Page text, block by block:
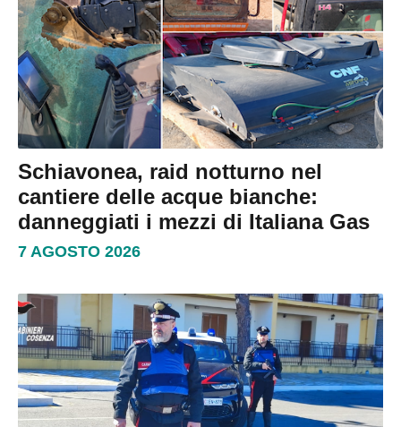
Schiavonea, raid notturno nel
cantiere delle acque bianche:
danneggiati i mezzi di Italiana Gas
7 AGOSTO 2026